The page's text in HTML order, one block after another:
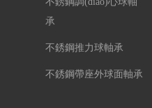
承
不銹鋼推力球軸承
不銹鋼帶座外球面軸承